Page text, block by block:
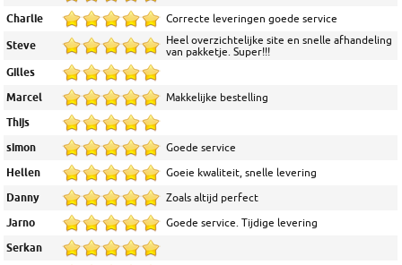
Charlie Correcte leveringen goede service
Steve
Heel overzichtelijke site en snelle afhandeling
van pakketje. Super!!!
Gilles
Marcel Makkelijke bestelling
Thijs
simon Goede service
Hellen Goeie kwaliteit, snelle levering
Danny Zoals altijd perfect
Jarno Goede service. Tijdige levering
Serkan